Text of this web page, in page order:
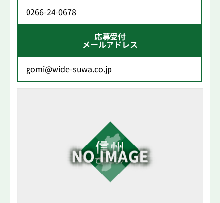
0266-24-0678
応募受付
メールアドレス
gomi@wide-suwa.co.jp